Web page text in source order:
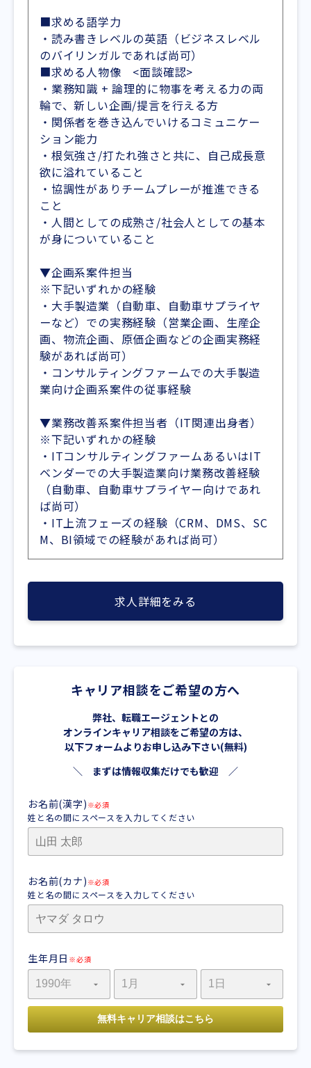
■求める語学力
・読み書きレベルの英語（ビジネスレベル
のバイリンガルであれば尚可）
■求める人物像 <面談確認>
・業務知識 + 論理的に物事を考える力の両
輪で、新しい企画/提言を行える方
・関係者を巻き込んでいけるコミュニケー
ション能力
・根気強さ/打たれ強さと共に、自己成長意
欲に溢れていること
・協調性がありチームプレーが推進できる
こと
・人間としての成熟さ/社会人としての基本
が身についていること
▼企画系案件担当
※下記いずれかの経験
・大手製造業（自動車、自動車サプライヤ
ーなど）での実務経験（営業企画、生産企
画、物流企画、原価企画などの企画実務経
験があれば尚可）
・コンサルティングファームでの大手製造
業向け企画系案件の従事経験
▼業務改善系案件担当者（IT関連出身者）
※下記いずれかの経験
・ITコンサルティングファームあるいはIT
ベンダーでの大手製造業向け業務改善経験
（自動車、自動車サプライヤー向けであれ
ば尚可）
・IT上流フェーズの経験（CRM、DMS、SC
M、BI領域での経験があれば尚可）
求人詳細をみる
キャリア相談をご希望の方へ
弊社、転職エージェントとの
オンラインキャリア相談をご希望の方は、
以下フォームよりお申し込み下さい(無料)
＼ まずは情報収集だけでも歓迎 ／
お名前(漢字) ※必須
姓と名の間にスペースを入力してください
お名前(カナ) ※必須
姓と名の間にスペースを入力してください
生年月日 ※必須